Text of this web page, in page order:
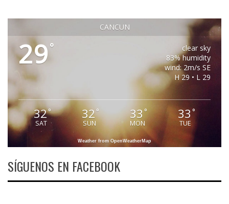
CANCUN
29°
clear sky
83% humidity
wind: 2m/s SE
H 29 • L 29
32°
SAT
32°
SUN
33 °
MON
33°
TUE
Weather from OpenWeatherMap
SÍGUENOS EN FACEBOOK